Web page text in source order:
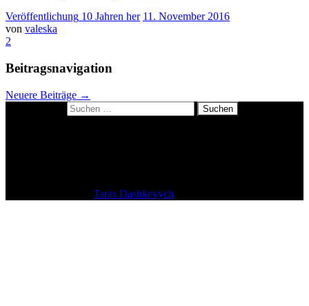
Veröffentlichung 10 Jahren her 11. November 2016
von valeska
2
Beitragsnavigation
Neuere Beiträge →
Taras Dashkevych